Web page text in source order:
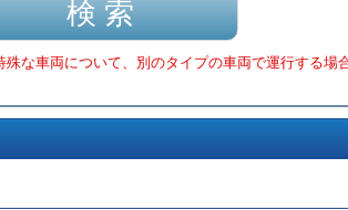
な車両について、別のタイプの車両で運行する場